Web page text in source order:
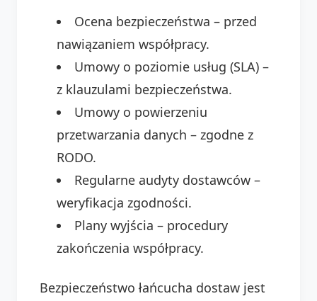
Ocena bezpieczeństwa – przed
nawiązaniem współpracy.
Umowy o poziomie usług (SLA) –
z klauzulami bezpieczeństwa.
Umowy o powierzeniu
przetwarzania danych – zgodne z
RODO.
Regularne audyty dostawców –
weryfikacja zgodności.
Plany wyjścia – procedury
zakończenia współpracy.
Bezpieczeństwo łańcucha dostaw jest